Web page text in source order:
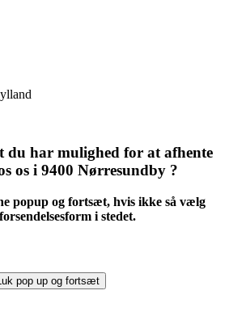
du har mulighed for at afhente
os i 9400 Nørresundby ?
popup og fortsæt, hvis ikke så vælg
i stedet.
pop up og fortsæt